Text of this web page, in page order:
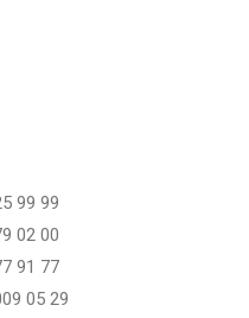
99 99
02 00
91 77
05 29